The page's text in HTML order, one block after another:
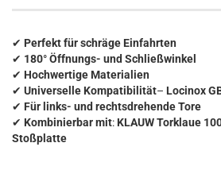
✔ Perfekt für schräge Einfahrten
✔ 180° Öffnungs- und Schließwinkel
✔ Hochwertige Materialien
✔ Universelle Kompatibilität– Locinox
✔ Für links- und rechtsdrehende Tore
✔ Kombinierbar mit: KLAUW Torklaue
Stoßplatte